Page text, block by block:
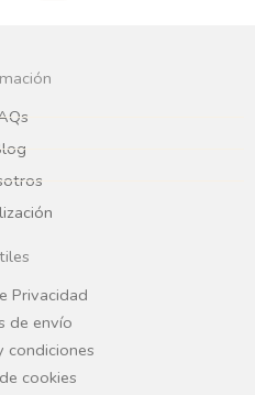
n
g
r
a
Privacidad
de envío
condiciones
cookies